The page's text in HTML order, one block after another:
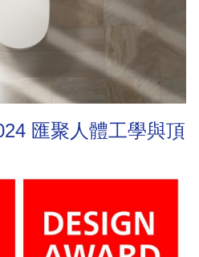
匯聚人體工學與頂